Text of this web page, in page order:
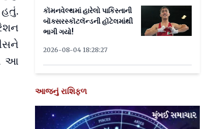
આ
કૉમનવેલ્થમાં હારેલો પાકિસ્તાની
બૉક્સરસ્કૉટલૅન્ડની હૉટેલમાંથી
ભાગી ગયો!
2026-08-04 18:28:27
આજનું રાશિફળ